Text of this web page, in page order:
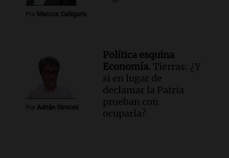
Por Marcos Calligaris
Por Adrián Simioni
Política esquina
Economía. Tierras: ¿Y
si en lugar de
declamar la Patria
prueban con
ocuparla?